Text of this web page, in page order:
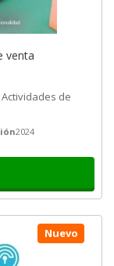
venta
de
2024
Nuevo